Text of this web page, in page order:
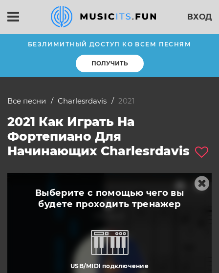
ВХОД
БЕЗЛИМИТНЫЙ ДОСТУП КО ВСЕМ ПЕСНЯМ
ПОЛУЧИТЬ
Все песни charlesrdavis 2021
2021 Как Играть На
Фортепиано Для
Начинающих Charlesrdavis
Выберите с помощью чего вы
будете проходить тренажер
USB/MIDI подключение